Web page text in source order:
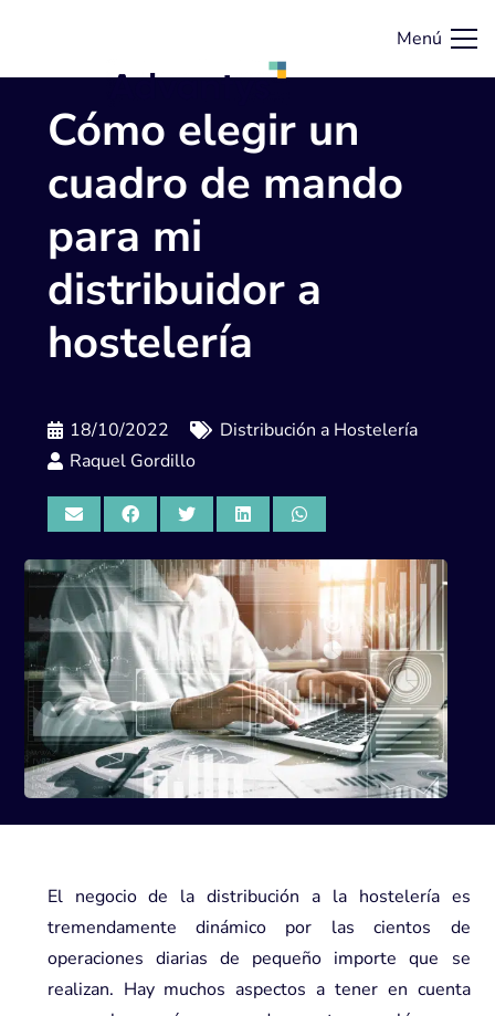
Menú
Cómo elegir un
cuadro de mando
para mi
distribuidor a
hostelería
18/10/2022
Distribución a Hostelería
Raquel Gordillo
El negocio de la distribución a la hostelería es
tremendamente dinámico por las cientos de
operaciones diarias de pequeño importe que se
realizan. Hay muchos aspectos a tener en cuenta